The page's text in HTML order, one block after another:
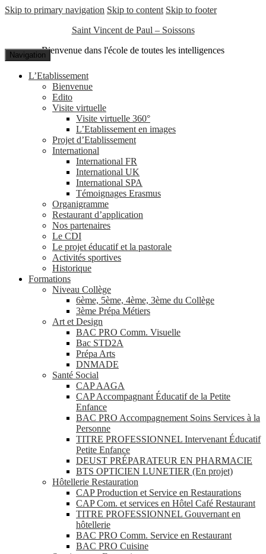
Skip to primary navigation Skip to content Skip to footer
Saint Vincent de Paul – Soissons
Bienvenue dans l'école de toutes les intelligences
Navigation
L’Etablissement
Bienvenue
Edito
Visite virtuelle
Visite virtuelle 360°
L’Etablissement en images
Projet d’Etablissement
International
International FR
International UK
International SPA
Témoignages Erasmus
Organigramme
Restaurant d’application
Nos partenaires
Le CDI
Le projet éducatif et la pastorale
Activités sportives
Historique
Formations
Niveau Collège
6ème, 5ème, 4ème, 3ème du Collège
3ème Prépa Métiers
Art et Design
BAC PRO Comm. Visuelle
Bac STD2A
Prépa Arts
DNMADE
Santé Social
CAP AAGA
CAP Accompagnant Éducatif de la Petite
Enfance
BAC PRO Accompagnement Soins Services à la
Personne
TITRE PROFESSIONNEL Intervenant Éducatif
Petite Enfance
DEUST PRÉPARATEUR EN PHARMACIE
BTS OPTICIEN LUNETIER (En projet)
Hôtellerie Restauration
CAP Production et Service en Restaurations
CAP Com. et services en Hôtel Café Restaurant
TITRE PROFESSIONNEL Gouvernant en
hôtellerie
BAC PRO Comm. Service en Restaurant
BAC PRO Cuisine